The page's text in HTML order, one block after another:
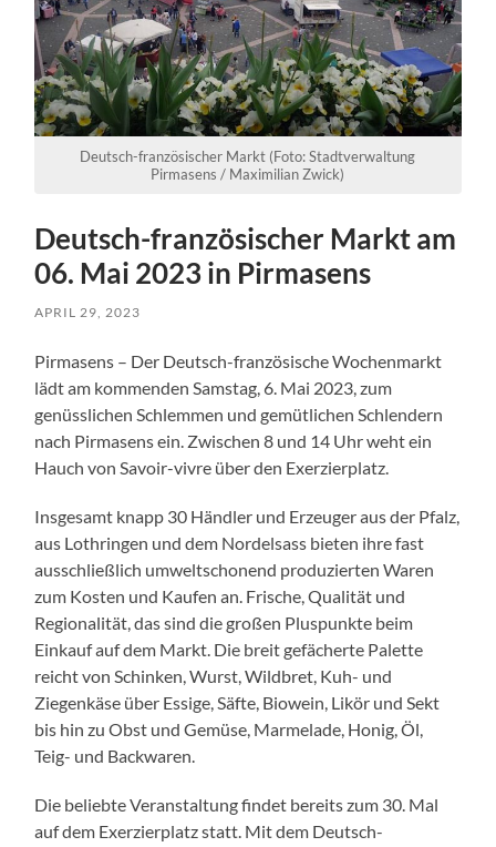
Deutsch-französischer Markt (Foto: Stadtverwaltung
Pirmasens / Maximilian Zwick)
Deutsch-französischer Markt am
06. Mai 2023 in Pirmasens
APRIL 29, 2023
Pirmasens – Der Deutsch-französische Wochenmarkt
lädt am kommenden Samstag, 6. Mai 2023, zum
genüsslichen Schlemmen und gemütlichen Schlendern
nach Pirmasens ein. Zwischen 8 und 14 Uhr weht ein
Hauch von Savoir-vivre über den Exerzierplatz.
Insgesamt knapp 30 Händler und Erzeuger aus der Pfalz,
aus Lothringen und dem Nordelsass bieten ihre fast
ausschließlich umweltschonend produzierten Waren
zum Kosten und Kaufen an. Frische, Qualität und
Regionalität, das sind die großen Pluspunkte beim
Einkauf auf dem Markt. Die breit gefächerte Palette
reicht von Schinken, Wurst, Wildbret, Kuh- und
Ziegenkäse über Essige, Säfte, Biowein, Likör und Sekt
bis hin zu Obst und Gemüse, Marmelade, Honig, Öl,
Teig- und Backwaren.
Die beliebte Veranstaltung findet bereits zum 30. Mal
auf dem Exerzierplatz statt. Mit dem Deutsch-